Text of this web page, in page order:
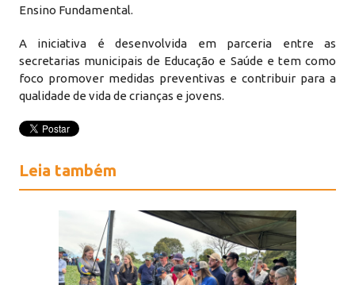
Ensino Fundamental.
A iniciativa é desenvolvida em parceria entre as
secretarias municipais de Educação e Saúde e tem como
foco promover medidas preventivas e contribuir para a
qualidade de vida de crianças e jovens.
Leia também